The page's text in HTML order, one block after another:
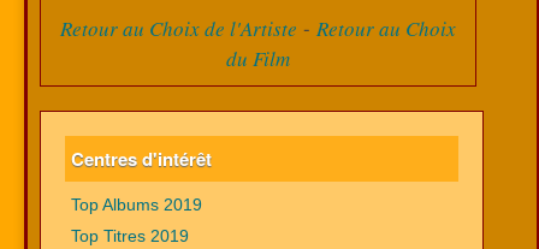
Retour au Choix de l'Artiste - Retour au Choix
du Film
Centres d'intérêt
Top Albums 2019
Top Titres 2019